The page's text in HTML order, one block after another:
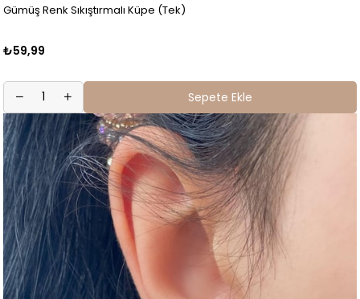
Gümüş Renk Sıkıştırmalı Küpe (Tek)
₺59,99
Sepete Ekle